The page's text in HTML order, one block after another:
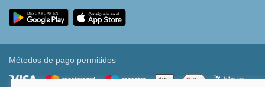
Métodos de pago permitidos